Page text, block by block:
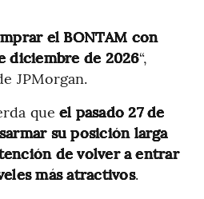
el BONTAM con
diciembre de 2026“,
JPMorgan.
que el pasado 27 de
su posición larga
de volver a entrar
más atractivos.